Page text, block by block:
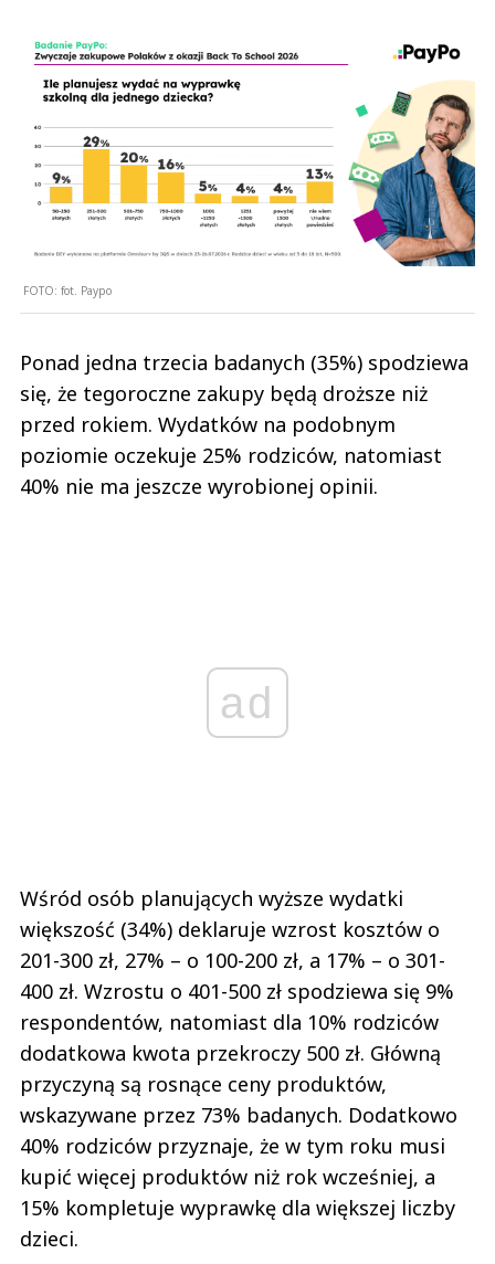
FOTO: fot. Paypo
Ponad jedna trzecia badanych (35%) spodziewa
się, że tegoroczne zakupy będą droższe niż
przed rokiem. Wydatków na podobnym
poziomie oczekuje 25% rodziców, natomiast
40% nie ma jeszcze wyrobionej opinii.
ad
Wśród osób planujących wyższe wydatki
większość (34%) deklaruje wzrost kosztów o
201-300 zł, 27% – o 100-200 zł, a 17% – o 301-
400 zł. Wzrostu o 401-500 zł spodziewa się 9%
respondentów, natomiast dla 10% rodziców
dodatkowa kwota przekroczy 500 zł. Główną
przyczyną są rosnące ceny produktów,
wskazywane przez 73% badanych. Dodatkowo
40% rodziców przyznaje, że w tym roku musi
kupić więcej produktów niż rok wcześniej, a
15% kompletuje wyprawkę dla większej liczby
dzieci.